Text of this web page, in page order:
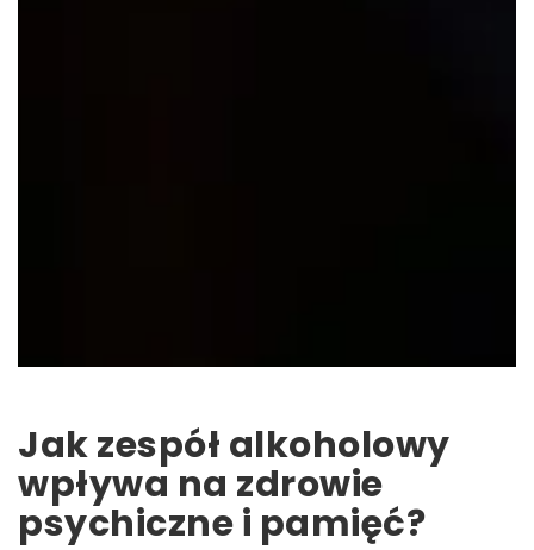
Jak zespół alkoholowy
wpływa na zdrowie
psychiczne i pamięć?